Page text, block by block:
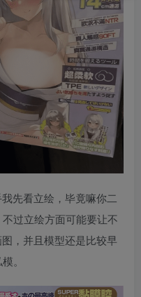
先看立绘，毕竟嘛你二
过立绘方面可能要让不
，并且模型还是比较早
。